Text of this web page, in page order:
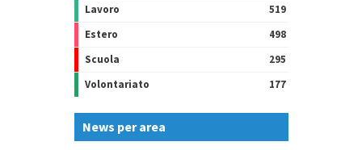
Lavoro
519
Estero
498
Scuola
295
Volontariato
177
News per area